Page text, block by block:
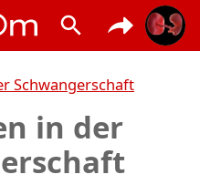
Schwangerschaft
in der